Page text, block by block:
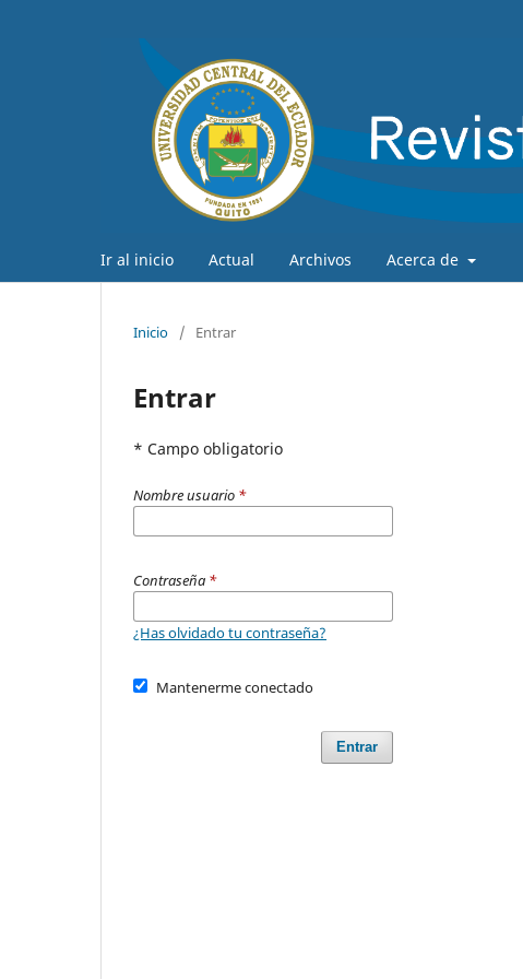
Ir al inicio Actual Archivos Acerca de
Inicio / Entrar
Entrar
* Campo obligatorio
Nombre usuario *
Contraseña *
¿Has olvidado tu contraseña?
Mantenerme conectado
Entrar